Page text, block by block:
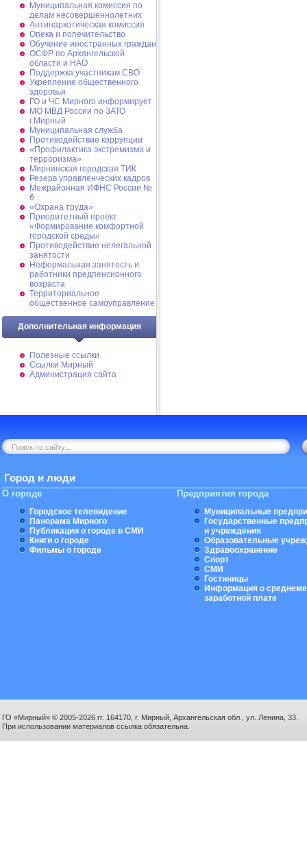
Муниципальная комиссия по
делам несовершеннолетних
Антинаркотическая комиссия
Опека и попечительство
Обучение иностранных граждан
ОСФР по Архангельской
области и НАО
Поддержка участникам СВО
Укрепление общественного
здоровья
ГО и ЧС Мирного информирует
МО МВД России по ЗАТО
г.Мирный
Муниципальная cлужба
Противодействие коррупции
«Профилактика экстремизма и
терроризма»
Мирнинская городская ТИК
Резерв управленческих кадров
Межрайонная ИФНС России №
6
«Охрана труда»
Приоритетный проект
«Формирование комфортной
городской среды»
Противодействие нелегальной
занятости
Неформальная занятость и
работники предпенсионного
возраста
Территориальное
общественное самоуправление
Дополнительная информация
Полезные ссылки
Ссылки Мирный
Администрация сайта
Город и люди
О городе
Городское телевидение
Панорама Мирного
Публикации о городе в СМИ
Книги о городе
Фильмы о городе
Предприятия города
Муниципальные
Государственные
и учреждения
Образовательные
Здравоохранение
Спорт
СМИ
Гостиницы
Информация о
заработной плате
ГО «Мирный» © 2005-2026 гг. 164170, г. Мирный, Архангельская обл., ул. Ленина, 33.
При использовании материалов ссылка обязательна.